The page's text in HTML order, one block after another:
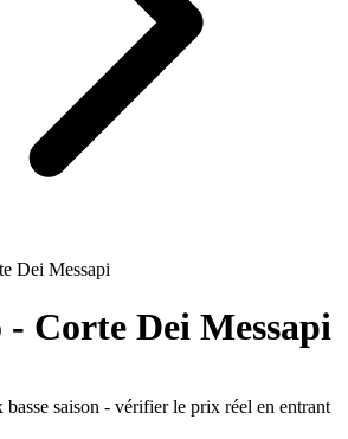
Dei Messapi
Corte Dei Messapi
basse saison - vérifier le prix réel en entrant